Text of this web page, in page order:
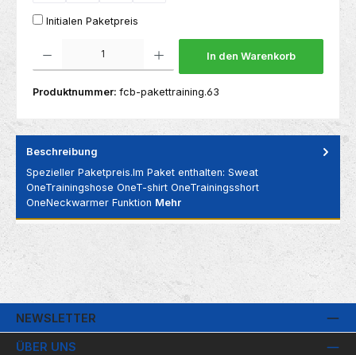
Initialen Paketpreis
In den Warenkorb
Produktnummer: fcb-pakettraining.63
Beschreibung
Spezieller Paketpreis.Im Paket enthalten: Sweat
OneTrainingshose OneT-shirt OneTrainingsshort
OneNeckwarmer Funktion Mehr
NEWSLETTER
ÜBER UNS